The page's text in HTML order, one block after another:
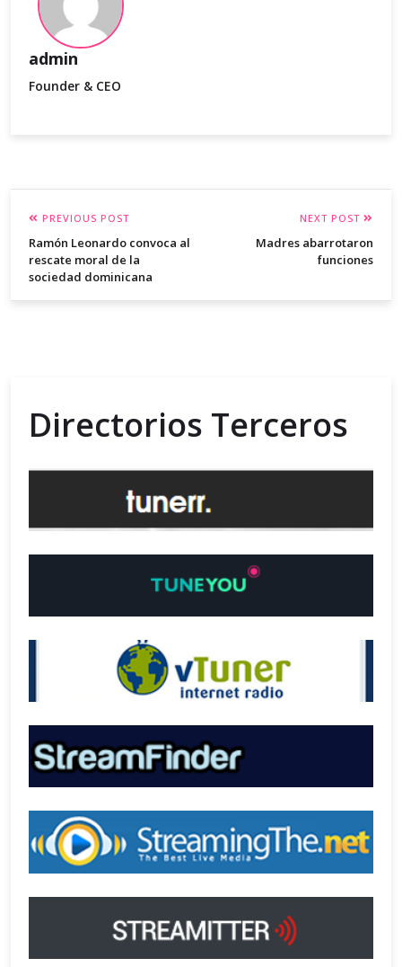
admin
Founder & CEO
PREVIOUS POST
Ramón Leonardo convoca al
rescate moral de la
sociedad dominicana
NEXT POST
Madres abarrotaron
funciones
Directorios Terceros